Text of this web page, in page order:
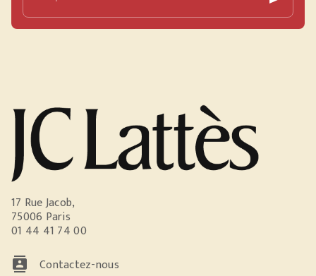
17 Rue Jacob,
75006 Paris
01 44 41 74 00
contacts Contactez-nous